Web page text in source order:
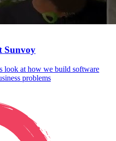
Sunvoy
look at how we build software
problems